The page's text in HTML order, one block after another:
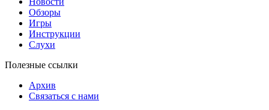
Обзоры
Игры
Инструкции
Слухи
Полезные ссылки
Архив
Связаться с нами